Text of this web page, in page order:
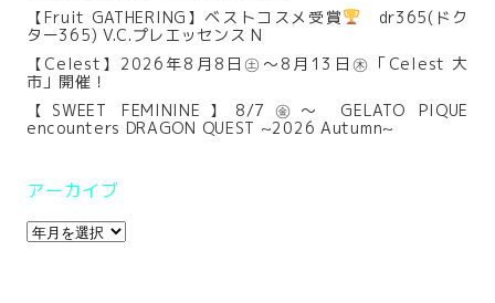
【Fruit GATHERING】ベストコスメ受賞
dr365(ドク
ター365) V.C.プレエッセンス N
【Celest】2026年8月8日㊏～8月13日㊍「Celest 大
市」開催！
【SWEET FEMININE】8/7㊎～ GELATO PIQUE
encounters DRAGON QUEST ~2026 Autumn~
アーカイブ